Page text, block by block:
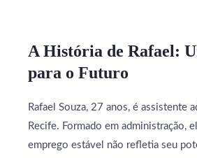
A História de Rafael:
para o Futuro
Rafael Souza, 27 anos, é assistente
Recife. Formado em administração,
emprego estável não refletia seu